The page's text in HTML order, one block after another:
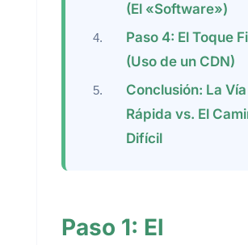
(El «Software»)
Paso 4: El Toque
(Uso de un CDN)
Conclusión: La Vía
Rápida vs. El
Difícil
Paso 1: El